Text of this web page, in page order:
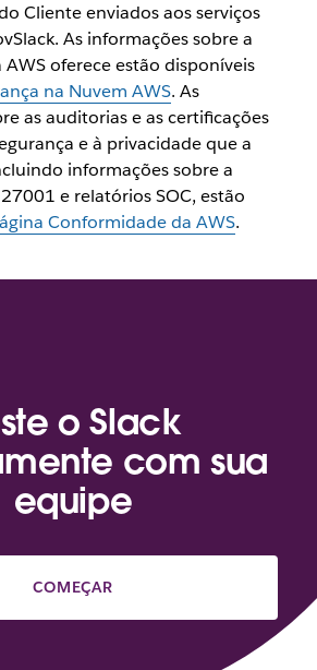
Cliente enviados aos serviços
As informações sobre a
oferece estão disponíveis
na Nuvem AWS. As
as auditorias e as certificações
e à privacidade que a
informações sobre a
e relatórios SOC, estão
Conformidade da AWS.
o Slack
com sua
equipe
COMEÇAR